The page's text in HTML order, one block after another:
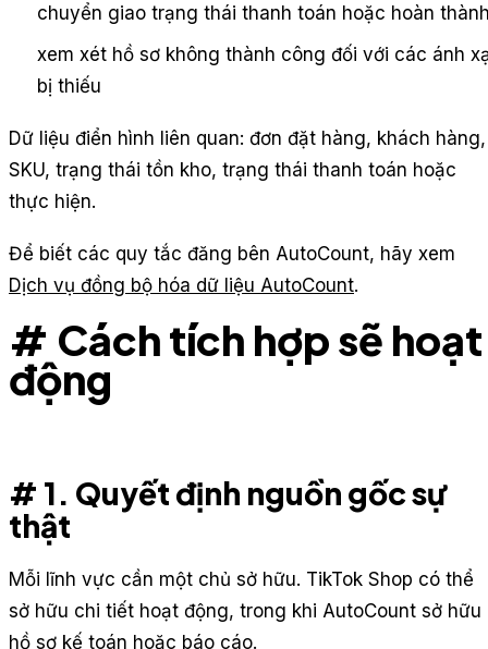
chuyển giao trạng thái thanh toán hoặc hoàn
xem xét hồ sơ không thành công đối với các ánh
bị thiếu
Dữ liệu điển hình liên quan: đơn đặt hàng, khách hàng,
SKU, trạng thái tồn kho, trạng thái thanh toán hoặc
thực hiện.
Để biết các quy tắc đăng bên AutoCount, hãy xem
Dịch vụ đồng bộ hóa dữ liệu AutoCount.
# Cách tích hợp sẽ hoạt
động
# 1. Quyết định nguồn gốc sự
thật
Mỗi lĩnh vực cần một chủ sở hữu. TikTok Shop có thể
sở hữu chi tiết hoạt động, trong khi AutoCount sở hữu
hồ sơ kế toán hoặc báo cáo.